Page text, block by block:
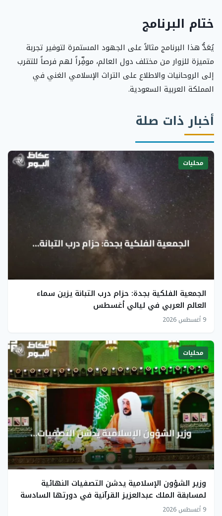
ختام البرنامج
يُعَدُّ هذا البرنامج مثالاً على الجهود المستمرة لتوفير تجربة
متميزة للزوار من مختلف دول العالم، موفِّراً لهم فرصاً للتقرب
إلى الروحانيات والاطلاع على التراث الإسلامي الغني في
المملكة العربية السعودية.
أخبار ذات صلة
محليات
الجمعية الفلكية بجدة: حزام درب التبانة يزين سماء
العالم العربي في ليالي أغسطس
9 أغسطس 2026
محليات
وزير الشؤون الإسلامية يدشن التصفيات النهائية
لمسابقة الملك عبدالعزيز القرآنية في دورتها السادسة
والأربعين
9 أغسطس 2026